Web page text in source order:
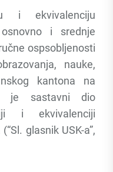
i ekvivalenciju
i srednje
ospsobljenosti
nauke,
kantona na
je sastavni dio
i ekvivalenciji
glasnik USK-a”,